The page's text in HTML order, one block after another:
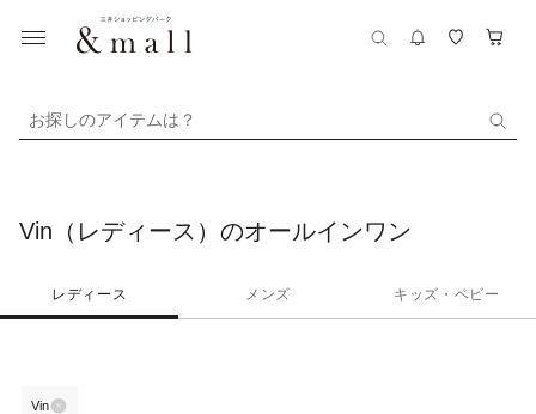
お探しのアイテムは？
Vin（レディース）のオールインワン
レディース メンズ キッズ・ベビー
Vin